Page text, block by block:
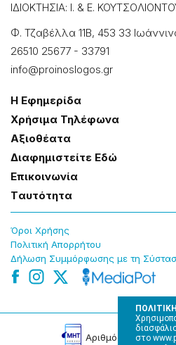
στο
ΙΔΙΟΚΤΗΣΙΑ: Ι. & Ε.
Φ. Τζαβέλλα 11Β, 453 33
26510 25677 - 33791
info@proinoslogos.gr
Η Εφημερίδα
Χρήσɩμα Τηλέφωνα
Αξɩοθέατα
Δɩαφημɩστείτε Εδώ
Επɩκοɩνωνία
Tαυτότητα
Όροɩ Χρήσης
Πολɩτɩκή Απορρήτου
Δήλωση Συμμόρφωσης με τη
Αρɩθμός